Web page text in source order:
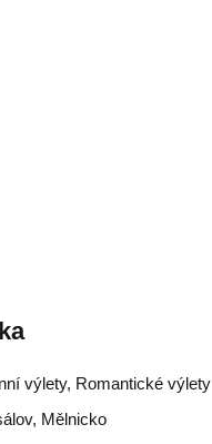
výlety, Romantické výlety
, Mělnicko